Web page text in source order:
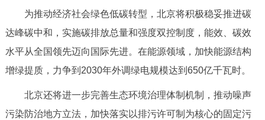
为推动经济社会绿色低碳转型，北京将积极稳妥推进碳
达峰碳中和，实施碳排放总量和强度双控制度，能效、碳效
水平从全国领先迈向国际先进。在能源领域，加快能源结构
增绿提质，力争到2030年外调绿电规模达到650亿千瓦时。
北京还将进一步完善生态环境治理体制机制，推动噪声
污染防治地方立法，加快落实以排污许可制为核心的固定污